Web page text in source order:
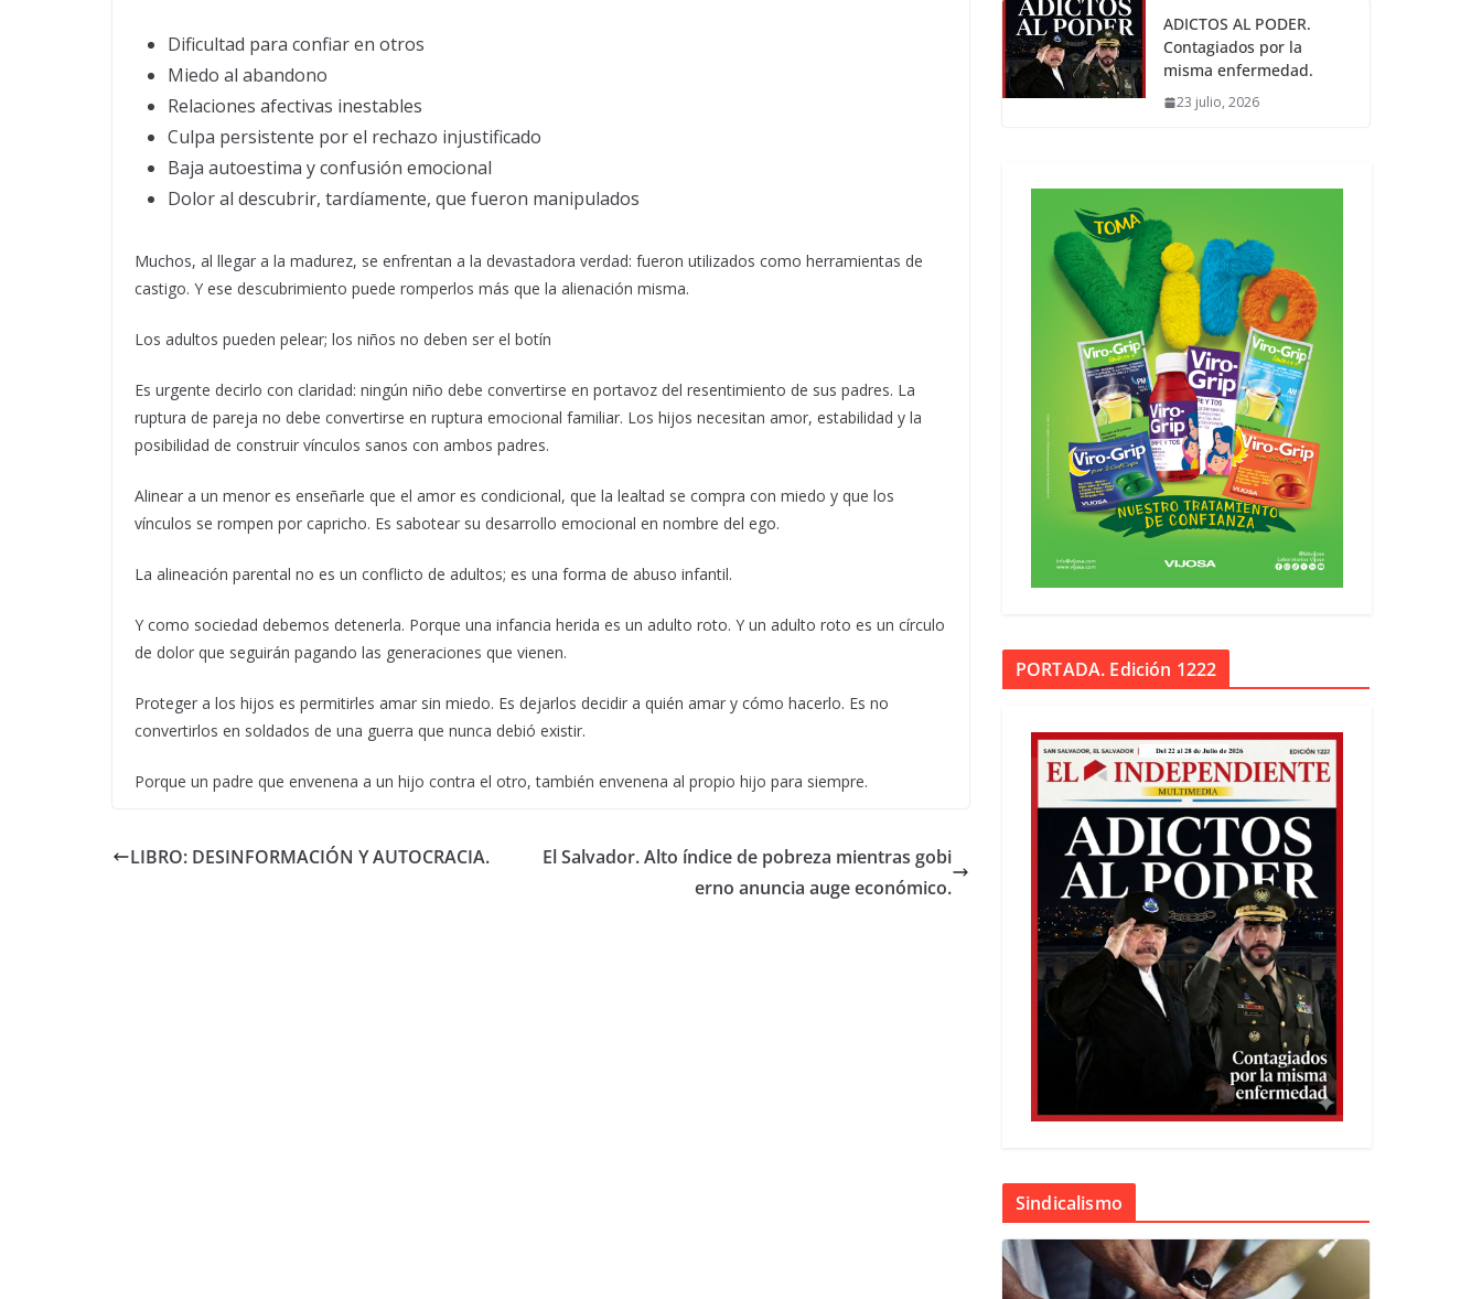
Dificultad para confiar en otros
Miedo al abandono
Relaciones afectivas inestables
Culpa persistente por el rechazo injustificado
Baja autoestima y confusión emocional
Dolor al descubrir, tardíamente, que fueron manipulados
Muchos, al llegar a la madurez, se enfrentan a la devastadora verdad: fueron utilizados como herramientas de
castigo. Y ese descubrimiento puede romperlos más que la alienación misma.
Los adultos pueden pelear; los niños no deben ser el botín
Es urgente decirlo con claridad: ningún niño debe convertirse en portavoz del resentimiento de sus padres. La
ruptura de pareja no debe convertirse en ruptura emocional familiar. Los hijos necesitan amor, estabilidad y la
posibilidad de construir vínculos sanos con ambos padres.
Alinear a un menor es enseñarle que el amor es condicional, que la lealtad se compra con miedo y que los
vínculos se rompen por capricho. Es sabotear su desarrollo emocional en nombre del ego.
La alineación parental no es un conflicto de adultos; es una forma de abuso infantil.
Y como sociedad debemos detenerla. Porque una infancia herida es un adulto roto. Y un adulto roto es un círculo
de dolor que seguirán pagando las generaciones que vienen.
Proteger a los hijos es permitirles amar sin miedo. Es dejarlos decidir a quién amar y cómo hacerlo. Es no
convertirlos en soldados de una guerra que nunca debió existir.
Porque un padre que envenena a un hijo contra el otro, también envenena al propio hijo para siempre.
LIBRO: DESINFORMACIÓN Y AUTOCRACIA.
El Salvador. Alto índice de pobreza mientras gobi
erno anuncia auge económico.
ADICTOS AL PODER.
Contagiados por la
misma enfermedad.
23 julio, 2026
PORTADA. Edición 1222
Sindicalismo